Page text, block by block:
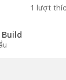
1 lượt